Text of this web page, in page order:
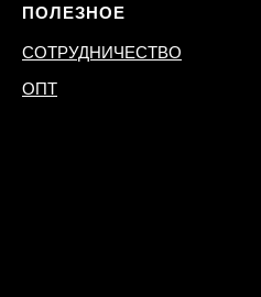
ПОЛЕЗНОЕ
СОТРУДНИЧЕСТВО
ОПТ